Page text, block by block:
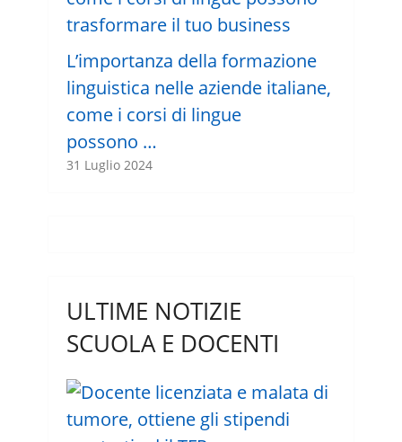
L’importanza della formazione
linguistica nelle aziende italiane,
come i corsi di lingue
possono …
31 Luglio 2024
ULTIME NOTIZIE
SCUOLA E DOCENTI